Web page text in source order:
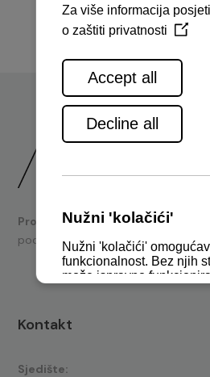
Prodajabrodskih motora i nautičke
podrška.
Kontakt
Sjedište: